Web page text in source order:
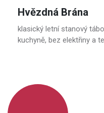
Hvězdná Brána
klasický letní stanový
kuchyně, bez elektřiny a